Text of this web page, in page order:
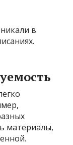
в
материалы,